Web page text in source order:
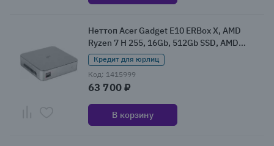
Неттоп Acer Gadget E10 ERBox X, AMD
Ryzen 7 H 255, 16Gb, 512Gb SSD, AMD
Radeon 780M, W11Pro (2147964)
Кредит для юрлиц
Код: 1415999
63 700 ₽
В корзину